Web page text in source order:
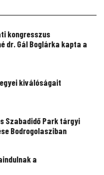
kongresszus
dr. Gál Boglárka kapta a
kiválóságait
Szabadidő Park tárgyi
Bodrogolasziban
a